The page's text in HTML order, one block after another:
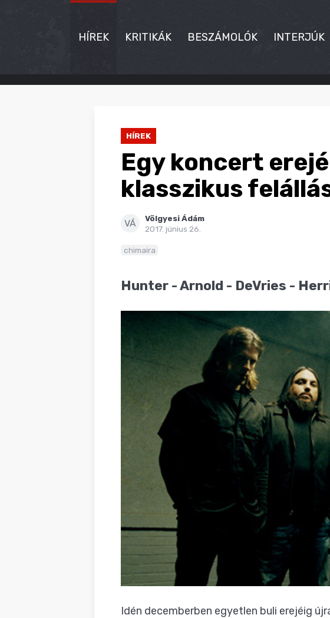
HÍREK KRITIKÁK BESZÁMOLÓK INTERJÚK
HÍREK
HÍREK
Egy koncert
klasszikus
VÁ
Völgyesi Ádám
2017. június 26.
chimaira
Hunter - Arnold - DeVries -
Idén decemberben egyetlen buli erejéig